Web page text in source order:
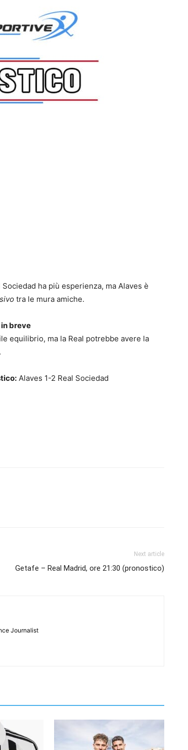
Sociedad ha più esperienza, ma Alaves è
tra le mura amiche.
breve
equilibrio, ma la Real potrebbe avere la
Alaves 1-2 Real Sociedad
Next article
Getafe – Real Madrid, ore 21:30 (pronostico)
Journalist